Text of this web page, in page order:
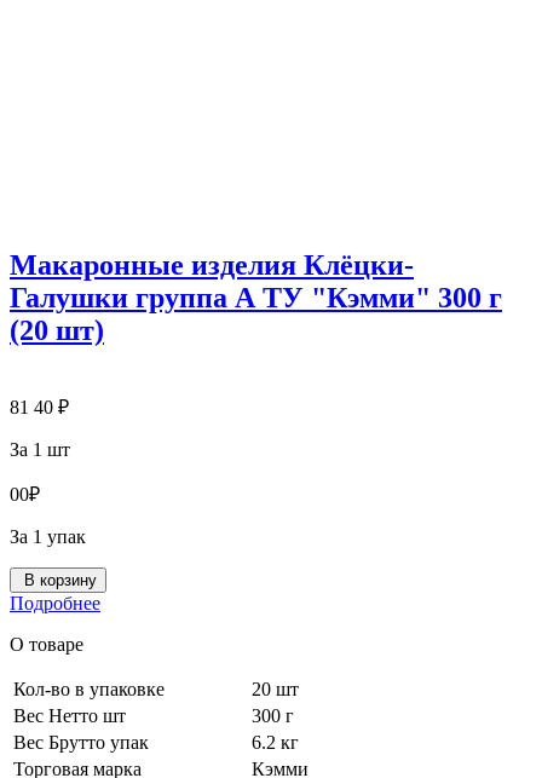
Макаронные изделия Клёцки-
Галушки группа А ТУ "Кэмми" 300 г
(20 шт)
81 40 ₽
За 1 шт
00₽
За 1 упак
В корзину
Подробнее
О товаре
Кол-во в упаковке
20 шт
Вес Нетто шт
300 г
Вес Брутто упак
6.2 кг
Торговая марка
Кэмми